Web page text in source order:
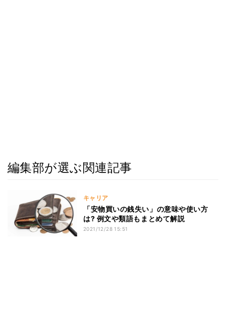
編集部が選ぶ関連記事
キャリア
「安物買いの銭失い」の意味や使い方
は? 例文や類語もまとめて解説
2021/12/28 15:51